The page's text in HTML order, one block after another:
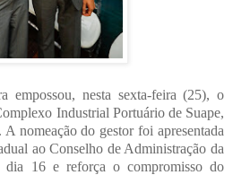
empossou, nesta sexta-feira (25), o
Industrial Portuário de Suape,
nomeação do gestor foi apresentada
ao Conselho de Administração da
dia 16 e reforça o compromisso do